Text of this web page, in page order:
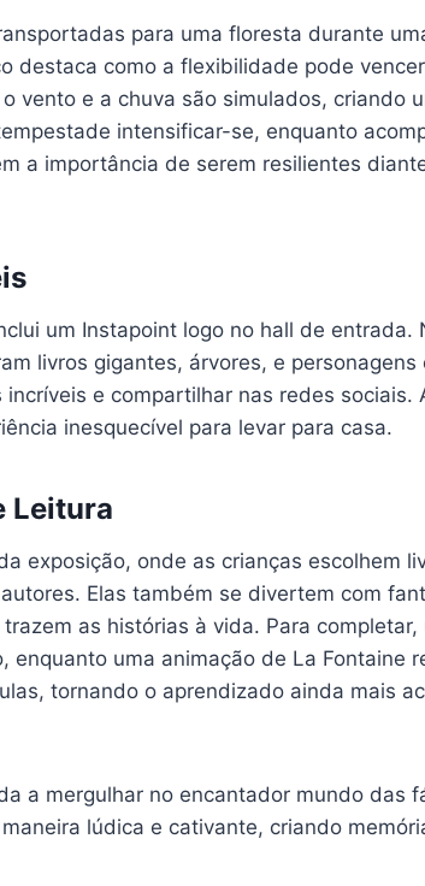
para uma floresta durante
destaca como a flexibilidade pode
vento e a chuva são simulados, criando
intensificar-se, enquanto
a importância de serem resilientes
um Instapoint logo no hall de entrada.
livros gigantes, árvores, e personagens
e compartilhar nas redes sociais.
inesquecível para levar para casa.
Leitura
exposição, onde as crianças escolhem
Elas também se divertem com
as histórias à vida. Para completar,
enquanto uma animação de La Fontaine
tornando o aprendizado ainda mais
a mergulhar no encantador mundo das
lúdica e cativante, criando